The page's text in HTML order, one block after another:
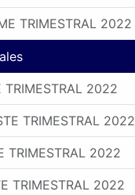
TRIMESTRAL 2022
TRIMESTRAL 2022
TRIMESTRAL 2022
TRIMESTRAL 2022
TRIMESTRAL 2022